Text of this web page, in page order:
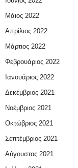
Μάιος 2022
Απρίλιος 2022
Μάρτιος 2022
Φεβρουάριος 2022
Ιανουάριος 2022
Δεκέμβριος 2021
Νοέμβριος 2021
Οκτώβριος 2021
Σεπτέμβριος 2021
Αύγουστος 2021